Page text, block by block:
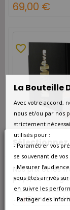
Nos prix et les
pays/de la
France
69,00 €
DISPONIBLE À
favorite_border
Coffret vin
58,80 €
La Bouteille
Avec votre accord,
nous et/ou par nos
strictement
utilisés pour :
- Paramétrer vos
se souvenant de vos
- Mesurer
vous êtes arrivés
en suivre les
- Partager des